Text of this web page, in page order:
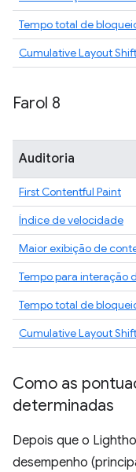
Tempo total de
Cumulative Layout
Farol 8
Auditoria
First Contentful Paint
Índice de velocidade
Maior exibição de
Tempo para interação
Tempo total de
Cumulative Layout
Como as
determinadas
Depois que o
desempenho